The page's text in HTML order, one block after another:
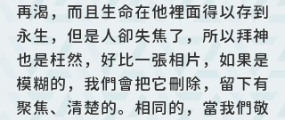
再渴，而且生命在他裡面得以存到
永生，但是人卻失焦了，所以拜神
也是枉然，好比一張相片，如果是
模糊的，我們會把它刪除，留下有
聚焦、清楚的。相同的，當我們敬